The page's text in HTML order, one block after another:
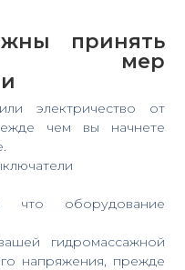
принять
мер
электричество от
чем вы начнете
что оборудование
гидромассажной
напряжения, прежде